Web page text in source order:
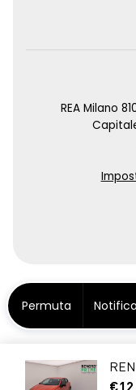
REA Milano
Permuta